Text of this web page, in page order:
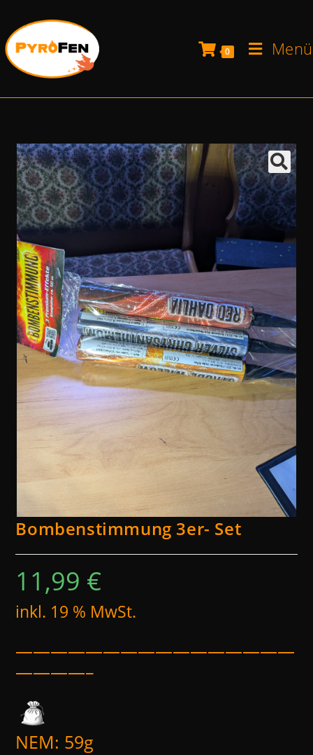
0 Menü
Bombenstimmung 3er- Set
11,99 €
inkl. 19 % MwSt.
————————————————
————–
NEM: 59g